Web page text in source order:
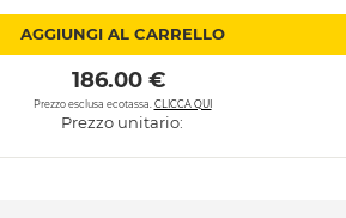
AGGIUNGI AL CARRELLO
186.00 €
Prezzo esclusa ecotassa. CLICCA QUI
Prezzo unitario: